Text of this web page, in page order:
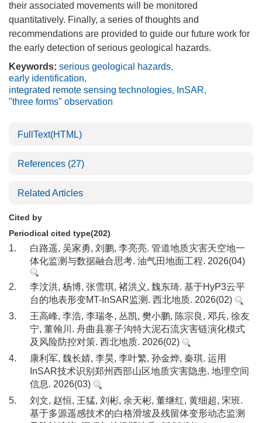
their associated movements will be monitored
quantitatively. Finally, a series of thoughts and
recommendations are provided to guide our future work for
the early detection of serious geological hazards.
Keywords: serious geological hazards,
early identification,
integrated remote sensing technologies, InSAR,
"three forms" observation
FullText(HTML)
References (27)
Related Articles
Cited by
Periodical cited type(202)
1.
白路遥, 吴家勇, 刘鹏, 李亮亮. 管道地质灾害天空地一
体化监测与数据融合思考. 油气田地面工程. 2026(04)
2.
李汶洪, 杨博, 张雪琪, 褚洪义, 魏东琦. 基于HyP3云平
台的地表形变MT-InSAR监测. 西北地质. 2026(02)
3.
王高峰, 李浩, 李瑞冬, 丛凯, 樊小鹏, 陈宗良, 邓兵, 徐友
宁, 董翰川. 舟曲县寨子沟特大泥石流灾害链演化模式
及风险防控对策. 西北地质. 2026(02)
4.
康利军, 魏长婧, 李昊, 李叶繁, 孙金烨, 秦琪. 运用
InSAR技术识别郑州西部山区地质灾害隐患. 地理空间
信息. 2026(03)
5.
刘文, 赵恒, 王猛, 刘彬, 余天彬, 董继红, 黄细超, 宋班.
基于多源遥感技术的白格滑坡及残留体变形动态监测